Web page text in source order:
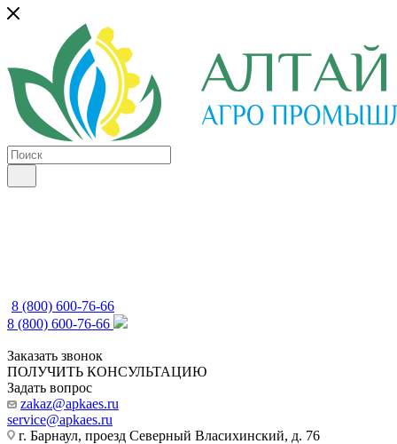
8 (800) 600-76-66
8 (800) 600-76-66
Заказать звонок
ПОЛУЧИТЬ КОНСУЛЬТАЦИЮ
Задать вопрос
zakaz@apkaes.ru
service@apkaes.ru
г. Барнаул, проезд Северный Власихинский, д. 76